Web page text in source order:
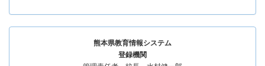
熊本県教育情報システム
登録機関